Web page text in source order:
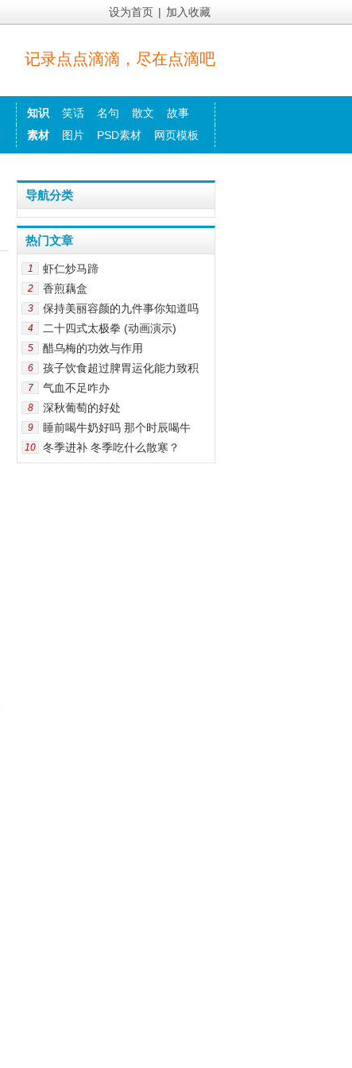
设为首页 | 加入收藏
记录点点滴滴，尽在点滴吧
知识 笑话 名句 散文
故事
素材 图片 PSD素材 网页模板
导航分类
热门文章
1 虾仁炒马蹄
2 香煎藕盒
3 保持美丽容颜的九件事你知道吗
4 二十四式太极拳 (动画演示)
5 醋乌梅的功效与作用
6 孩子饮食超过脾胃运化能力致积
7 气血不足咋办
8 深秋葡萄的好处
9 睡前喝牛奶好吗 那个时辰喝牛
10 冬季进补 冬季吃什么散寒？